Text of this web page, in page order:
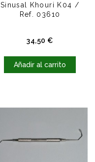
Sinusal Khouri K04 /
Ref. 03610
34,50 €Precio
Añadir al carrito